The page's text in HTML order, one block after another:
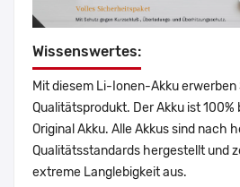
Wissenswertes:
Mit diesem Li-Ionen-Akku erwerben
Qualitätsprodukt. Der Akku ist
Original Akku. Alle Akkus sind nach
Qualitätsstandards hergestellt und
extreme Langlebigkeit aus.